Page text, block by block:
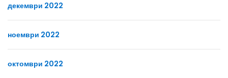
декември 2022
ноември 2022
октомври 2022